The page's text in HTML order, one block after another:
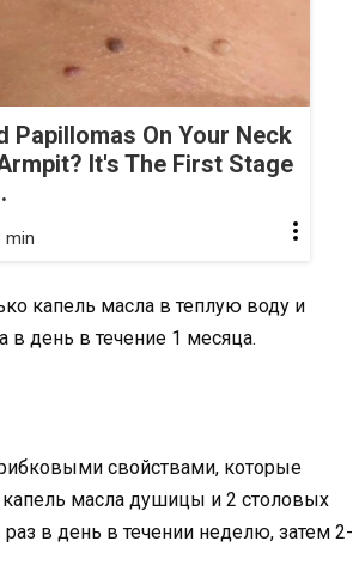
Papillomas On Your Neck
It's The First Stage
min
капель масла в теплую воду и
в день в течение 1 месяца.
свойствами, которые
капель масла душицы и 2 столовых
в день в течении неделю, затем